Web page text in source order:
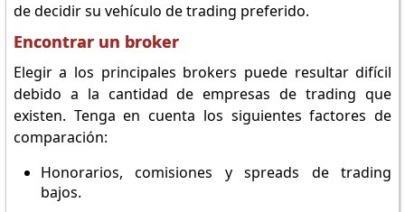
de decidir su vehículo de trading preferido.
Encontrar un broker
Elegir a los principales brokers puede resultar difícil
debido a la cantidad de empresas de trading que
existen. Tenga en cuenta los siguientes factores de
comparación:
Honorarios, comisiones y spreads de trading
bajos.